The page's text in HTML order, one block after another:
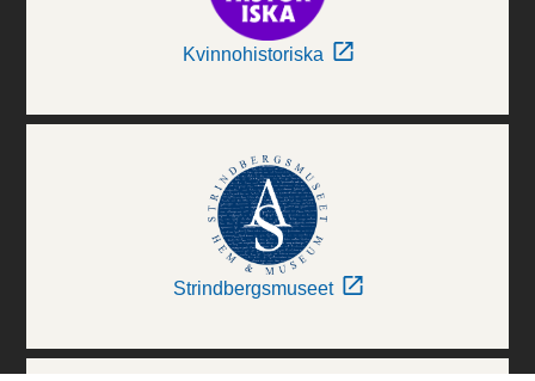
Kvinnohistoriska
Strindbergsmuseet